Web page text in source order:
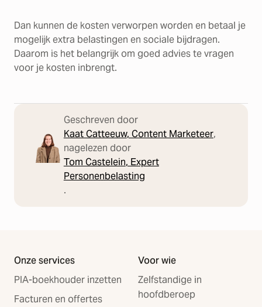
Dan kunnen de kosten verworpen worden en betaal je
mogelijk extra belastingen en sociale bijdragen.
Daarom is het belangrijk om goed advies te vragen
voor je kosten inbrengt.
Geschreven door
Kaat Catteeuw, Content Marketeer,
nagelezen door
Tom Castelein, Expert
Personenbelasting
.
Onze services
PIA-boekhouder inzetten
Facturen en offertes
Voor wie
Zelfstandige in
hoofdberoep